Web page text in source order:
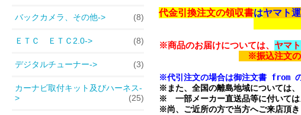
バックカメラ、その他-> (8)
ＥＴＣ ＥＴＣ2.0-> (8)
デジタルチューナー-> (3)
カーナビ取付キット及びハーネス-
>
(25)
代金引換注文の領収書はヤマト
　　
※商品のお届けについては、 ヤマ
※代引注文の場合は御注文書 from の
※また、全国の離島地域については
※　一部メーカー直送品等に付いて
※尚、ご近所の方で当方へご来店頂き